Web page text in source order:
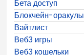
Бета доступ
Блокчейн-оракулы
Вайтлист
Веб3 игры
Веб3 кошельки